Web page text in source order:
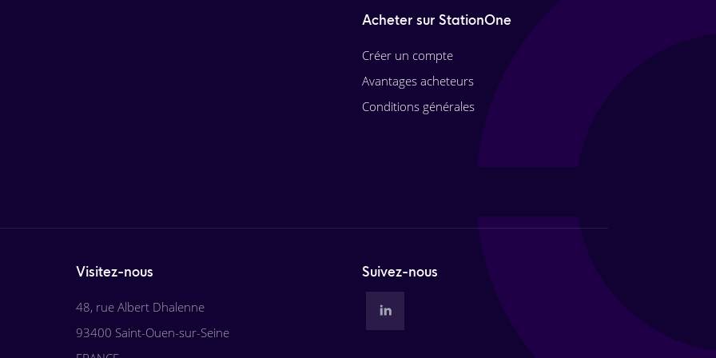
Acheter sur StationOne
Créer un compte
Avantages acheteurs
Conditions générales
Visitez-nous
48, rue Albert Dhalenne
93400 Saint-Ouen-sur-Seine
Suivez-nous